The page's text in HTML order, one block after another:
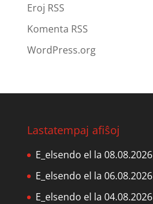
Eroj RSS
Komenta RSS
WordPress.org
Lastatempaj afiŝoj
E_elsendo el la 08.08.2026
E_elsendo el la 06.08.2026
E_elsendo el la 04.08.2026